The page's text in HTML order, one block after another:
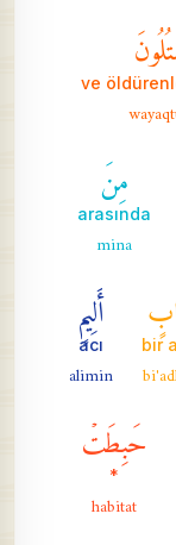
ve
مِنَ
arasında
mina
bir
أَلِيمٍ
acı
alimin
حَبِطَتۡ
*
habitat